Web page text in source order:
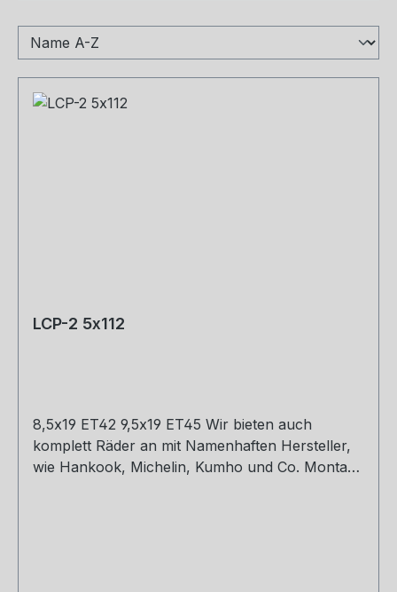
LCP-2 5x112
8,5x19 ET42 9,5x19 ET45 Wir bieten auch
komplett Räder an mit Namenhaften Hersteller,
wie Hankook, Michelin, Kumho und Co. Montage